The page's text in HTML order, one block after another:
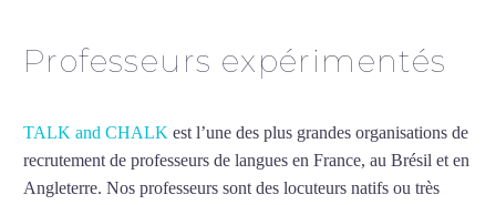
Professeurs expérimentés
TALK and CHALK est l’une des plus grandes organisations de
recrutement de professeurs de langues en France, au Brésil et en
Angleterre. Nos professeurs sont des locuteurs natifs ou très